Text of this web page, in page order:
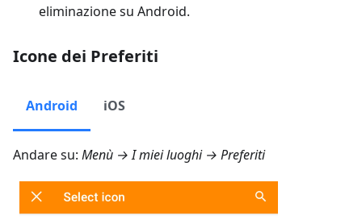
eliminazione su Android.
Icone dei Preferiti
Android iOS
Andare su: Menù → I miei luoghi → Preferiti